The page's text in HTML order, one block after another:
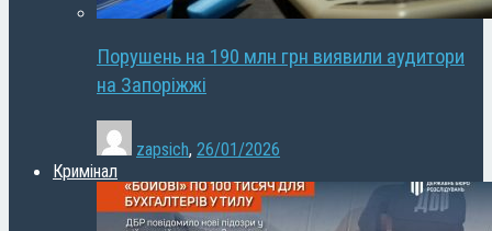
Порушень на 190 млн грн виявили аудитори
на Запоріжжі
zapsich, 26/01/2026
Кримінал